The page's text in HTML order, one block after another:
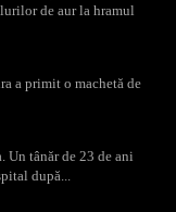
de aur la hramul
a primit o machetă de
Un tânăr de 23 de ani
după...